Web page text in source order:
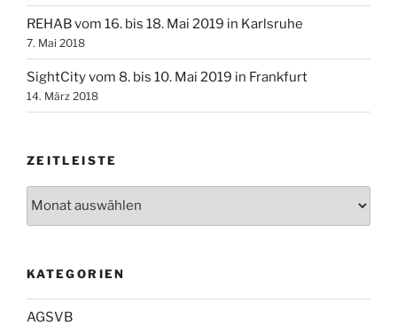
REHAB vom 16. bis 18. Mai 2019 in Karlsruhe
7. Mai 2018
SightCity vom 8. bis 10. Mai 2019 in Frankfurt
14. März 2018
ZEITLEISTE
KATEGORIEN
AGSVB